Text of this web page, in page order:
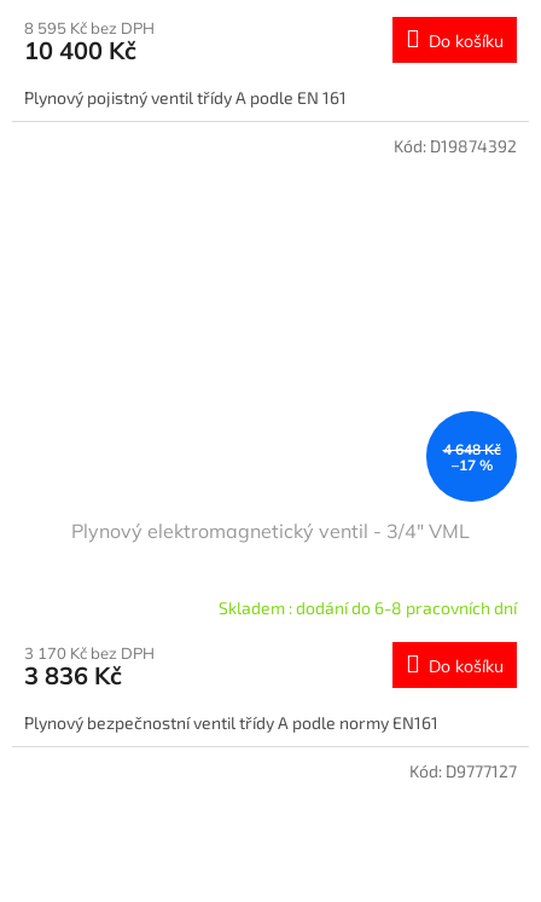
8 595 Kč bez DPH
10 400 Kč Do košíku
Plynový pojistný ventil třídy A podle EN 161
4 648 Kč
–17 %
Plynový elektromagnetický ventil - 3/4" VML
Skladem : dodání do 6-8 pracovních dní
3 170 Kč bez DPH
3 836 Kč Do košíku
Plynový bezpečnostní ventil třídy A podle normy EN161
Kód: D19874392
Kód: D9777127